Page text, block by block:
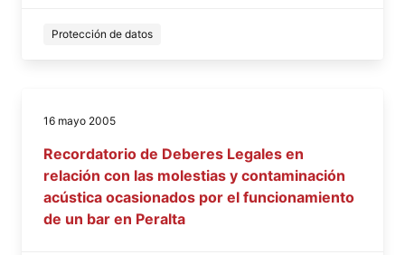
Protección de datos
16 mayo 2005
Recordatorio de Deberes Legales en
relación con las molestias y contaminación
acústica ocasionados por el funcionamiento
de un bar en Peralta